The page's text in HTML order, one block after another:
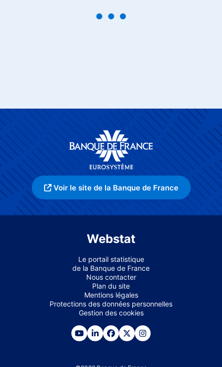
Voir le site de la Banque de France
Webstat
Le portail statistique
de la Banque de France
Nous contacter
Plan du site
Mentions légales
Protections des données personnelles
Gestion des cookies